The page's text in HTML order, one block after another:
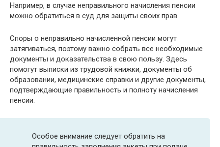
Например, в случае неправильного начисления пенсии
можно обратиться в суд для защиты своих прав.
Споры о неправильно начисленной пенсии могут
затягиваться, поэтому важно собрать все необходимые
документы и доказательства в свою пользу. Здесь
помогут выписки из трудовой книжки, документы об
образовании, медицинские справки и другие документы,
подтверждающие правильность и полноту начисления
пенсии.
Особое внимание следует обратить на